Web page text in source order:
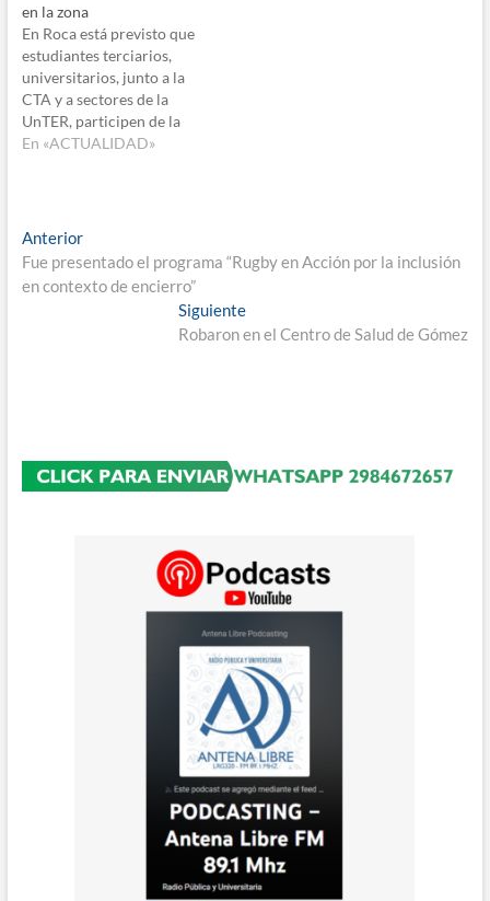
en la zona
En Roca está previsto que
estudiantes terciarios,
universitarios, junto a la
CTA y a sectores de la
UnTER, participen de la
jornada nacional de
los reclamos, los dirigentes
de ATE volvieron a
denunciar “la precariedad
en la…
En «ACTUALIDAD»
Navegación
de
AnteriorEntrada
anterior:
Fue presentado el programa “Rugby en Acción por la inclusión
en contexto de encierro”
SiguienteEntrada
siguiente:
Robaron en el Centro de Salud de Gómez